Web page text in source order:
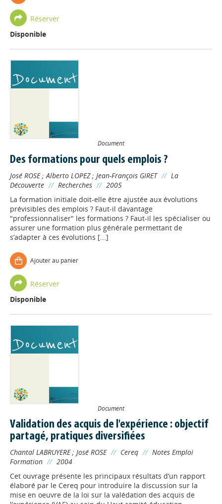
Réserver
Disponible
Document
Des formations pour quels emplois ?
José ROSE;Alberto LOPEZ; Jean-François GIRET // La
Découverte // Recherches // 2005
La formation initiale doit-elle être ajustée aux évolutions
prévisibles des emplois ? Faut-il davantage
"professionnaliser" les formations ? Faut-il les spécialiser ou
assurer une formation plus générale permettant de
s’adapter à ces évolutions [...]
Ajouter au panier
Réserver
Disponible
Document
Validation des acquis de l'expérience : objectif
partagé, pratiques diversifiées
Chantal LABRUYERE; José ROSE // Cereq // Notes Emploi
Formation // 2004
Cet ouvrage présente les principaux résultats d’un rapport
élaboré par le Cereq pour introduire la discussion sur la
mise en oeuvre de la loi sur la valédation des acquis de